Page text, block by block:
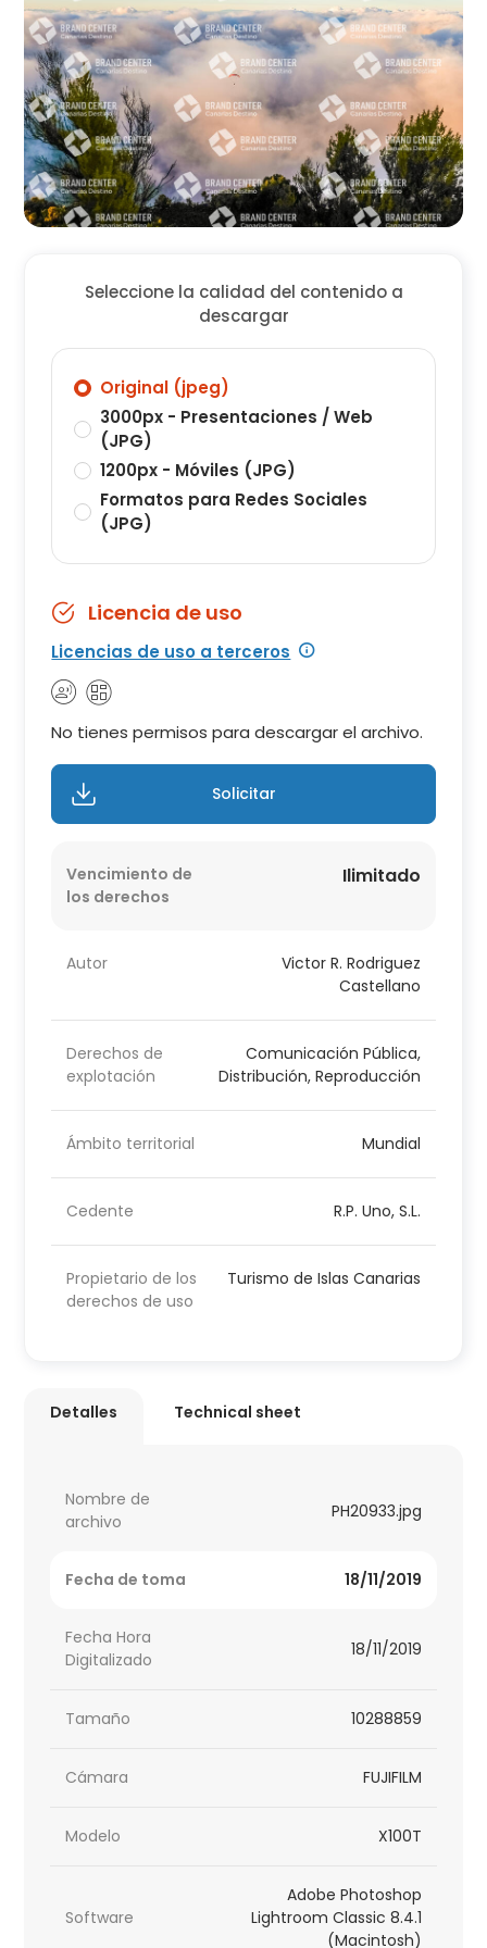
Seleccione la calidad del contenido a
descargar
Original (jpeg)
3000px - Presentaciones / Web
(JPG)
1200px - Móviles (JPG)
Formatos para Redes Sociales
(JPG)
Licencia de uso
Licencias de uso a terceros
No tienes permisos para descargar el archivo.
Solicitar
Vencimiento de
los derechos
Ilimitado
Autor
Victor R. Rodriguez
Castellano
Derechos de
explotación
Comunicación Pública,
Distribución, Reproducción
Ámbito territorial Mundial
Cedente R.P. Uno, S.L.
Propietario de los
derechos de uso
Turismo de Islas Canarias
Detalles Technical sheet
Nombre de
archivo
PH20933.jpg
Fecha de toma 18/11/2019
Fecha Hora
Digitalizado
18/11/2019
Tamaño 10288859
Cámara FUJIFILM
Modelo X100T
Software
Adobe Photoshop
Lightroom Classic 8.4.1
(Macintosh)